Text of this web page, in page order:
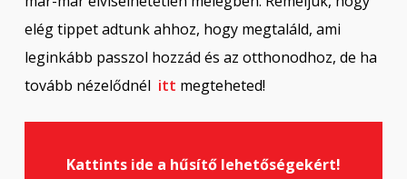
elég tippet adtunk ahhoz, hogy megtaláld, ami
leginkább passzol hozzád és az otthonodhoz, de ha
tovább nézelődnél itt megteheted!
Kattints ide a hűsítő lehetőségekért!